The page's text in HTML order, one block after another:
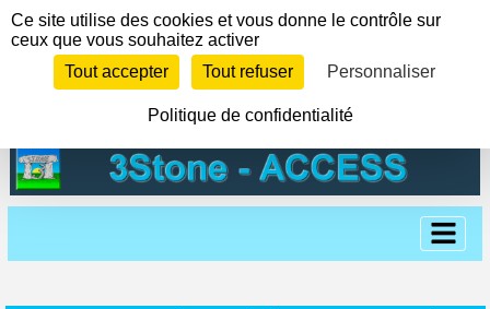
Panneau de gestion des cookies
Ce site utilise des cookies et vous donne le contrôle sur
ceux que vous souhaitez activer
Tout accepter
Tout refuser Personnaliser
Politique de confidentialité